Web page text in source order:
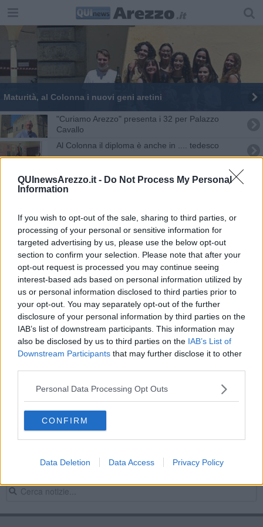
QUInewsArezzo.it - Do Not Process My Personal
Information
If you wish to opt-out of the sale, sharing to third parties, or
processing of your personal or sensitive information for
targeted advertising by us, please use the below opt-out
section to confirm your selection. Please note that after your
opt-out request is processed you may continue seeing
interest-based ads based on personal information utilized by
us or personal information disclosed to third parties prior to
your opt-out. You may separately opt-out of the further
disclosure of your personal information by third parties on the
IAB’s list of downstream participants. This information may
also be disclosed by us to third parties on the IAB’s List of
Downstream Participants that may further disclose it to other
Personal Data Processing Opt Outs
CONFIRM
Data Deletion Data Access Privacy Policy
Maturità, al Colonna i nuovi geni aretini
"Curiamo Arezzo" presenta i 32 per Palazzo
Cavallo
Al Colonna il diploma è anche in .... tedesco
Ambiente, il "Colonna" primeggia in Italia
Il "Vittorio Colonna" allarga le frontiere
Due Pon di lingua francese al Liceo Colonna
Studenti del Colonna "certificati" in francese
Giana: studenti insegnano i corretti stili di vita
​Ventotto esperti in lista per “Curare Arezzo”
Maturi al Liceo Colonna, nomi e numeri
"Un pomeriggio al Colonna" ... per le terze Medie
Dalla scuola aretina un solo grido, "pace"